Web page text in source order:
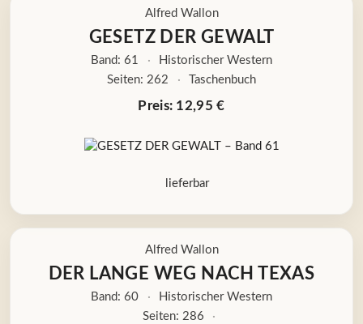
Alfred Wallon
GESETZ DER GEWALT
Band: 61 ·
Historischer Western
Seiten: 262
· Taschenbuch
Preis: 12,95 €
lieferbar
Alfred Wallon
DER LANGE WEG NACH TEXAS
Band: 60 ·
Historischer Western
Seiten: 286
·